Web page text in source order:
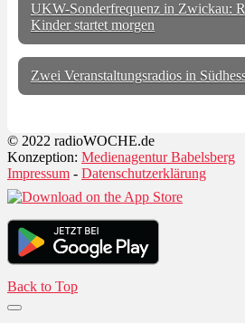
UKW-Sonderfrequenz in Zwickau:
Kinder startet morgen
Zwei Veranstaltungsradios in
© 2022 radioWOCHE.de
Konzeption: Medienagentur Babelsberg
Impressum - Datenschutzerklärung
Back to Top